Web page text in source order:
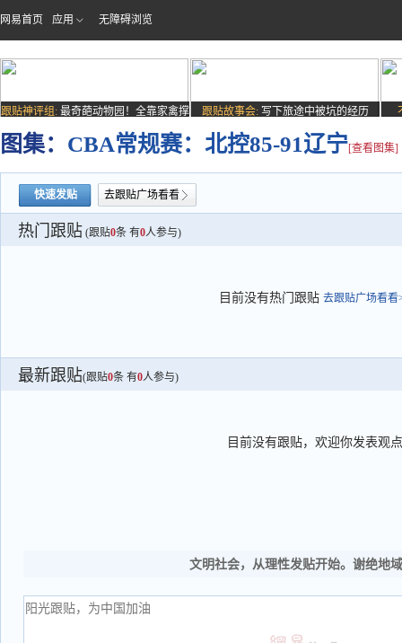
网易首页 应用 无障碍浏览
跟贴神评组: 最奇葩动物园！全靠家禽撑
跟贴故事会: 写下旅途中被坑的经历
图集： CBA常规赛：北控85-91辽宁[查看图集]
快速发贴 去跟贴广场看看
热门跟贴 (跟贴0条 有0人参与)
目前没有热门跟贴 去跟贴广场看看
最新跟贴(跟贴0条 有0人参与)
目前没有跟贴，欢迎你发表观点
文明社会，从理性发贴开始。谢绝地